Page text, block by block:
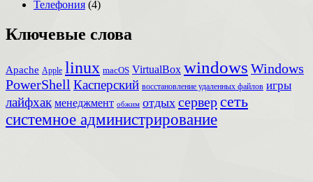
Телефония (4)
Ключевые слова
Apache Apple linux macOS VirtualBox windows Windows
PowerShell Касперский восстановление удаленных файлов игры
лайфхак менеджмент обжим отдых серверсеть
системное администрирование